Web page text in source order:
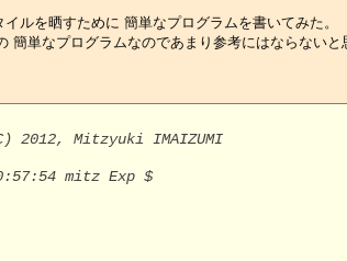
ルを晒すために 簡単なプログラムを書いてみた。
簡単なプログラムなのであまり参考にはならない
* All rights reserved, copyright (C) 2012, Mitzyuki IMAIZUMI
* $Id: printb.c,v 1.1 2012/06/18 10:57:54 mitz Exp $